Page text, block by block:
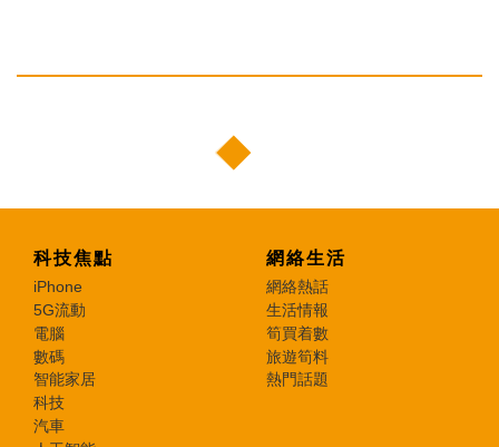
科技焦點
iPhone
5G流動
電腦
數碼
智能家居
科技
汽車
網絡生活
網絡熱話
生活情報
筍買着數
旅遊筍料
熱門話題